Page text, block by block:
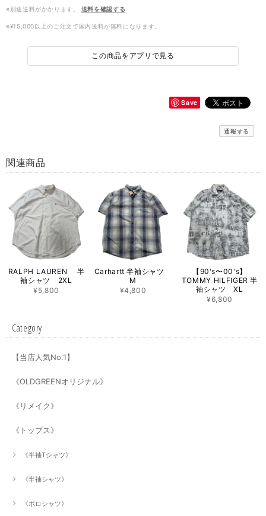
※別途送料がかかります。 送料を確認する
※¥15,000以上のご注文で国内送料が無料になります。
この商品をアプリで見る
Save
通報する
関連商品
RALPH LAUREN 半
袖シャツ 2XL
¥5,800
Carhartt 半袖シャツ
M
¥4,800
【90's〜00's】
TOMMY HILFIGER 半
袖シャツ XL
¥6,800
Category
【当店人気No.1】
《OLDGREENオリジナル》
《リメイク》
《トップス》
《半袖Tシャツ》
《半袖シャツ》
《ポロシャツ》